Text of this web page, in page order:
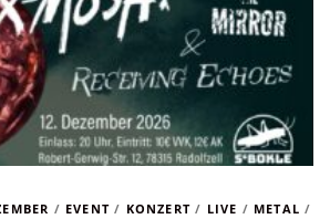
/ EVENT / KONZERT / LIVE / METAL /